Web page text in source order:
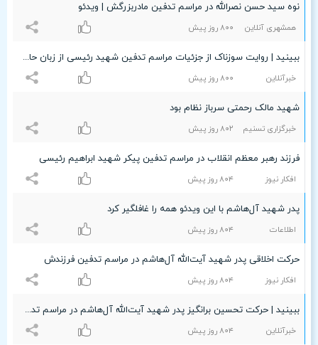
نوه سید حسن نصرالله در مراسم تدفین مادربزرگش | ویدئو
همشهری آنلاین ۸۰۰ روز پیش
ببینید | روایت سوزناک از جزئیات مراسم تدفین شهید رئیسی از زبان حاج منصور ارضی: اجازه ندادیم!
خبرآنلاین ۸۰۰ روز پیش
شهید مالک رحمتی سرباز نظام بود
خبرگزاری تسنیم ۸۰۲ روز پیش
فرزند رهبر معظم انقلاب در مراسم تدفین پیکر شهید ابراهیم رئیسی
افکار نیوز ۸۰۴ روز پیش
پدر شهید آل‌هاشم با این ویدئو همه را غافلگیر کرد
اطلاعات ۸۰۴ روز پیش
حرکت اخلاقی پدر شهید آیت‌الله آل‌هاشم در مراسم تدفین فرزندش
افکار نیوز ۸۰۴ روز پیش
ببینید | حرکت تحسین برانگیز پدر شهید آیت‌الله آل‌هاشم در مراسم تدفین فرزندش
خبرآنلاین ۸۰۴ روز پیش